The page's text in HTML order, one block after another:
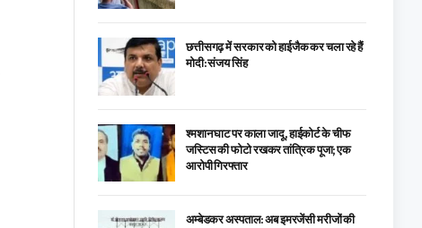
छत्तीसगढ़ में सरकार को हाईजैक कर चला रहे हैं
मोदी: संजय सिंह
श्मशान घाट पर काला जादू, हाईकोर्ट के चीफ
जस्टिस की फोटो रखकर तांत्रिक पूजा; एक
आरोपी गिरफ्तार
अम्बेडकर अस्पताल: अब इमरजेंसी मरीजों की